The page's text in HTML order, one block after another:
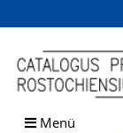
Browsen
direkt zum Inhalt
Menü